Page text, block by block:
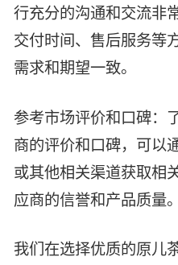
行充分的沟通和交流非
交付时间、售后服务等
需求和期望一致。
参考市场评价和口碑：
商的评价和口碑，可以
或其他相关渠道获取相
应商的信誉和产品质量。
我们在选择优质的原儿